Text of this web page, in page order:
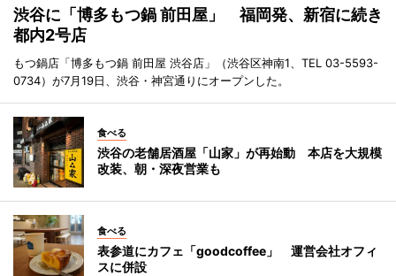
渋谷に「博多もつ鍋 前田屋」 福岡発、新宿に続き
都内2号店
もつ鍋店「博多もつ鍋 前田屋 渋谷店」（渋谷区神南1、TEL 03-5593-
0734）が7月19日、渋谷・神宮通りにオープンした。
食べる
渋谷の老舗居酒屋「山家」が再始動 本店を大規模
改装、朝・深夜営業も
食べる
表参道にカフェ「goodcoffee」 運営会社オフィ
スに併設